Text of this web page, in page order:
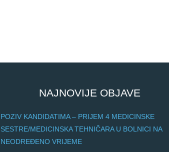
NAJNOVIJE OBJAVE
POZIV KANDIDATIMA – PRIJEM 4 MEDICINSKE
SESTRE/MEDICINSKA TEHNIČARA U BOLNICI NA
NEODREĐENO VRIJEME